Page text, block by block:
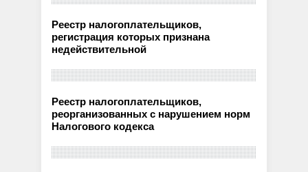
Реестр налогоплательщиков,
регистрация которых признана
недействительной
Реестр налогоплательщиков,
реорганизованных с нарушением норм
Налогового кодекса